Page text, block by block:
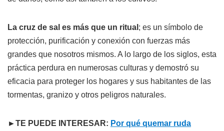
La cruz de sal es más que un ritual ; es un símbolo de
protección, purificación y conexión con fuerzas más
grandes que nosotros mismos. A lo largo de los siglos, esta
práctica perdura en numerosas culturas y demostró su
eficacia para proteger los hogares y sus habitantes de las
tormentas, granizo y otros peligros naturales.
►TE PUEDE INTERESAR: Por qué quemar ruda